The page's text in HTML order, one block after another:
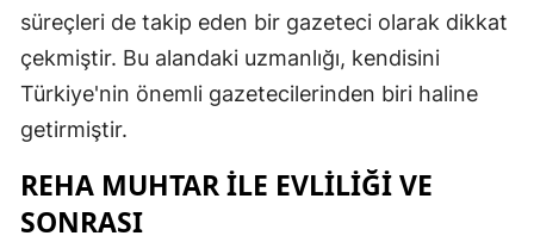
Sakarya
Samsun
süreçleri de takip eden bir gazeteci olarak dikkat
çekmiştir. Bu alandaki uzmanlığı, kendisini
Türkiye'nin önemli gazetecilerinden biri haline
getirmiştir.
REHA MUHTAR ILE EVLILIĞI VE
SONRASI